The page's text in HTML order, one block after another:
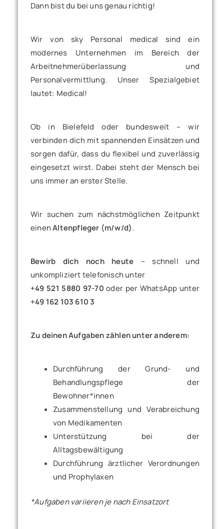
Dann bist du bei uns genau richtig!
Wir von sky Personal medical sind ein
modernes Unternehmen im Bereich der
Arbeitnehmerüberlassung und
Personalvermittlung. Unser Spezialgebiet
lautet: Medical!
Ob in Bielefeld oder bundesweit – wir
verbinden dich mit spannenden Einsätzen und
sorgen dafür, dass du flexibel und zuverlässig
eingesetzt wirst. Dabei steht der Mensch bei
uns immer an erster Stelle.
Wir suchen zum nächstmöglichen Zeitpunkt
einenAltenpfleger (m/w/d).
Bewirb dich noch heute – schnell und
unkompliziert telefonisch unter
+49 521 5880 97-70 oder per WhatsApp unter
+49 162 103 610 3
Zu deinen Aufgaben zählen unter anderem:
Durchführung der Grund- und
Behandlungspflege der
Bewohner*innen
Zusammenstellung und Verabreichung
von Medikamenten
Unterstützung bei der
Alltagsbewältigung
Durchführung ärztlicher Verordnungen
und Prophylaxen
*Aufgaben variieren je nach Einsatzort